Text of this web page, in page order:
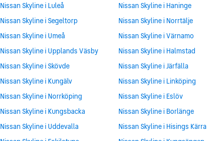
Nissan Skyline i Luleå
Nissan Skyline i Segeltorp
Nissan Skyline i Umeå
Nissan Skyline i Upplands Väsby
Nissan Skyline i Skövde
Nissan Skyline i Kungälv
Nissan Skyline i Norrköping
Nissan Skyline i Kungsbacka
Nissan Skyline i Uddevalla
Nissan Skyline i Haninge
Nissan Skyline i Norrtälje
Nissan Skyline i Värnamo
Nissan Skyline i Halmstad
Nissan Skyline i Järfälla
Nissan Skyline i Linköping
Nissan Skyline i Eslöv
Nissan Skyline i Borlänge
Nissan Skyline i Hisings Kärra